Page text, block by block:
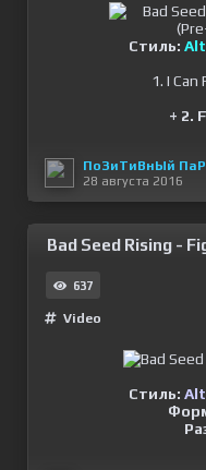
Стиль:
1. I Can
+ 2.
ПоЗиТиВнЫй
28 августа 2016
Bad Seed Rising -
637
Video
Стиль: